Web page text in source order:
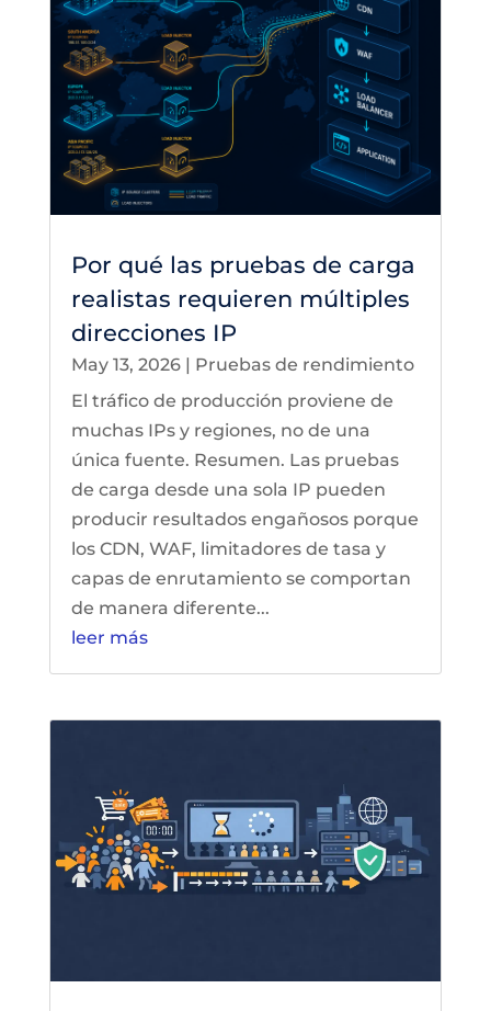
Por qué las pruebas de carga
realistas requieren múltiples
direcciones IP
May 13, 2026| Pruebas de rendimiento
El tráfico de producción proviene de
muchas IPs y regiones, no de una
única fuente. Resumen. Las pruebas
de carga desde una sola IP pueden
producir resultados engañosos porque
los CDN, WAF, limitadores de tasa y
capas de enrutamiento se comportan
de manera diferente...
leer más